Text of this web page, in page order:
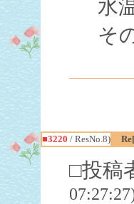
水
そ
■3220 / ResNo.8)
□投稿